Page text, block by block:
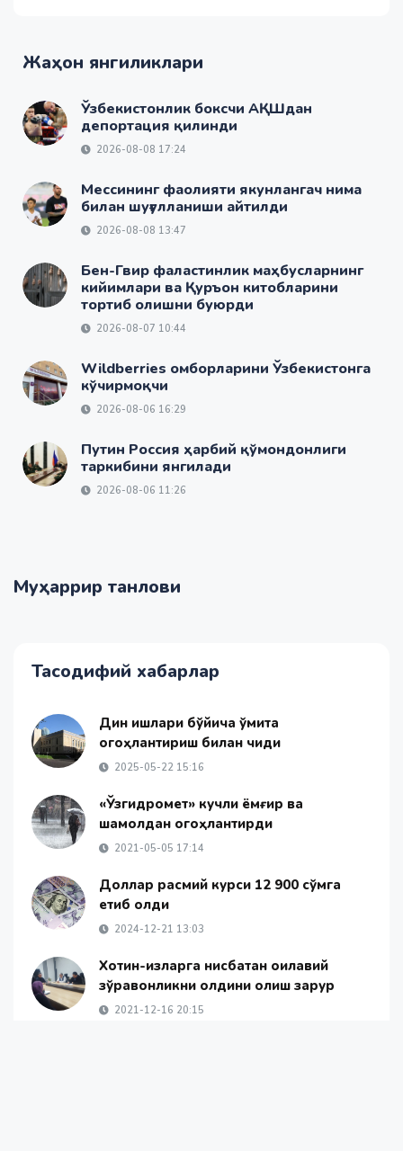
Жаҳон янгиликлари
Ўзбекистонлик боксчи АҚШдан
депортация қилинди
2026-08-08 17:24
Мессининг фаолияти якунлангач нима
билан шуғулланиши айтилди
2026-08-08 13:47
Бен-Гвир фаластинлик маҳбусларнинг
кийимлари ва Қуръон китобларини
тортиб олишни буюрди
2026-08-07 10:44
Wildberries омборларини Ўзбекистонга
кўчирмоқчи
2026-08-06 16:29
Путин Россия ҳарбий қўмондонлиги
таркибини янгилади
2026-08-06 11:26
Муҳаррир танлови
Тасодифий хабарлар
Дин ишлари бўйича қўмита
огоҳлантириш билан чиқди
2025-05-22 15:16
«Ўзгидромет» кучли ёмғир ва
шамолдан огоҳлантирди
2021-05-05 17:14
Доллар расмий курси 12 900 сўмга
етиб қолди
2024-12-21 13:03
Хотин-қизларга нисбатан оилавий
зўравонликни олдини олиш зарур
2021-12-16 20:15